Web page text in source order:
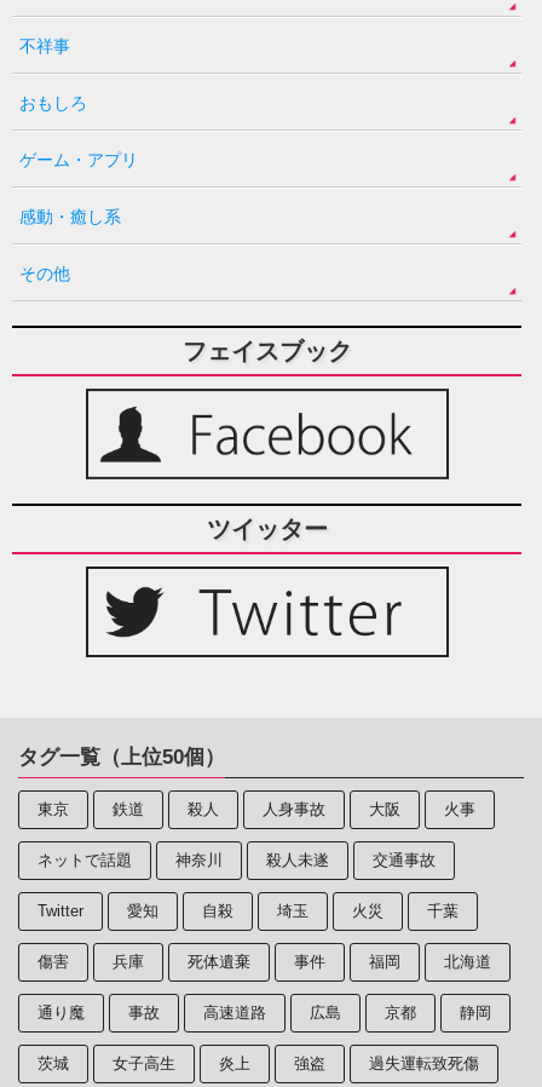
不祥事
おもしろ
ゲーム・アプリ
感動・癒し系
その他
フェイスブック
ツイッター
タグ一覧（上位50個）
東京 鉄道 殺人 人身事故 大阪 火事
ネットで話題 神奈川 殺人未遂 交通事故
Twitter 愛知 自殺 埼玉 火災 千葉
傷害 兵庫 死体遺棄 事件 福岡 北海道
通り魔 事故 高速道路 広島 京都 静岡
茨城 女子高生 炎上 強盗 過失運転致死傷